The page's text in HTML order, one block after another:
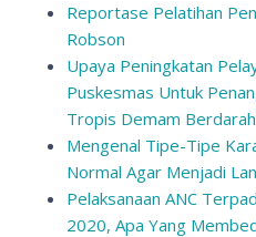
Reportase Pelatihan
Robson
Upaya Peningkatan
Puskesmas Untuk
Tropis Demam
Mengenal Tipe-Tipe
Normal Agar Menjadi
Pelaksanaan ANC
2020, Apa Yang